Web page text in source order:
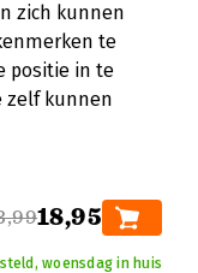
zich kunnen
te
positie in te
zelf kunnen
18,95
woensdag in huis